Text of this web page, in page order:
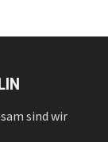
sind wir